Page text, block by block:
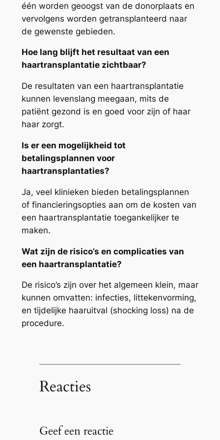
één worden geoogst van de donorplaats en
vervolgens worden getransplanteerd naar
de gewenste gebieden.
Hoe lang blijft het resultaat van een
haartransplantatie zichtbaar?
De resultaten van een haartransplantatie
kunnen levenslang meegaan, mits de
patiënt gezond is en goed voor zijn of haar
haar zorgt.
Is er een mogelijkheid tot
betalingsplannen voor
haartransplantaties?
Ja, veel klinieken bieden betalingsplannen
of financieringsopties aan om de kosten van
een haartransplantatie toegankelijker te
maken.
Wat zijn de risico’s en complicaties van
een haartransplantatie?
De risico’s zijn over het algemeen klein, maar
kunnen omvatten: infecties, littekenvorming,
en tijdelijke haaruitval (shocking loss) na de
procedure.
Reacties
Geef een reactie